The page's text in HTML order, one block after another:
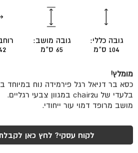
רגל
פירמידה
גובה כללי:
104 ס"מ
גובה מושב:
65 ס"מ
42
מומלץ!
כסא בר דניאל רגל פירמידה נוח במיוחד
בלעדי של chair2u במגוון צבעי רגליים.
מושב מרופד דמוי עור ייחודי.
לקוח עסקי? לחץ כאן